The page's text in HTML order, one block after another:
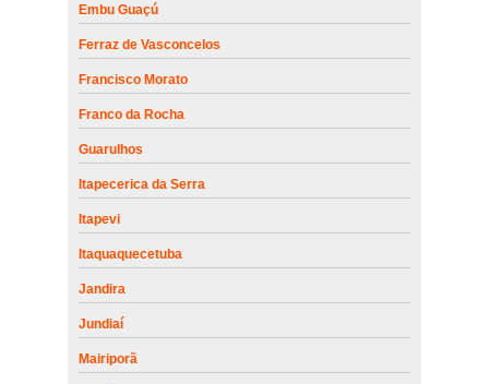
Embu Guaçú
Ferraz de Vasconcelos
Francisco Morato
Franco da Rocha
Guarulhos
Itapecerica da Serra
Itapevi
Itaquaquecetuba
Jandira
Jundiaí
Mairiporã